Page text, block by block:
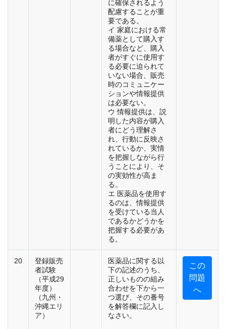
に確保されるよう
配慮することが重
要である。
イ 家庭における常
備薬として購入す
る場合など、購入
者がすぐに使用す
る必要に迫られて
いない場合、販売
時のコミュニケー
ションや情報提供
は必要ない。
ウ 情報提供は、説
明した内容が購入
者にどう理解さ
れ、行動に反映さ
れているか、実情
を把握しながら行
うことにより、そ
の実効性が高ま
る。
エ 医薬品を使用す
るのは、情報提供
を受けている当人
であるかどうかを
把握する必要があ
る。
20
登録販売
者試験
（平成29
年度）
（九州・
沖縄エリ
ア）
医薬品に関する以
下の記述のうち、
正しいものの組み
合わせを下から一
つ選び、その番号
を解答欄に記入し
なさい。
この
問題
へ